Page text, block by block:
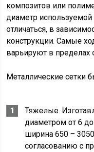
композитов или
диаметр
отличаться, в
конструкции. Самые
варьируют в пределах
Металлические сетки
Тяжелые.
диаметром от 6
ширина 650 –
согласованию с